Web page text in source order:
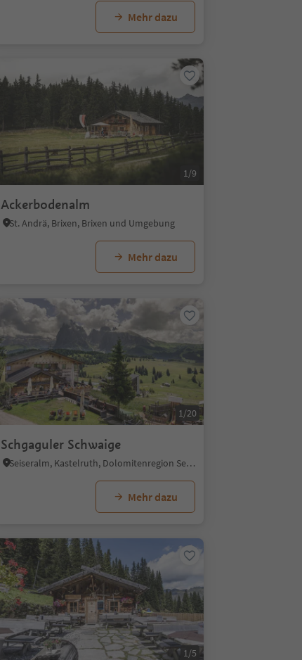
Mehr dazu
1/9
Ackerbodenalm
St. Andrä, Brixen, Brixen und Umgebung
Mehr dazu
1/20
Schgaguler Schwaige
Seiseralm, Kastelruth, Dolomitenregion Seiser Alm
Mehr dazu
1/5